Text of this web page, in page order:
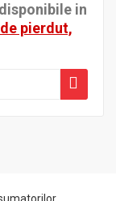
in
pierdut,